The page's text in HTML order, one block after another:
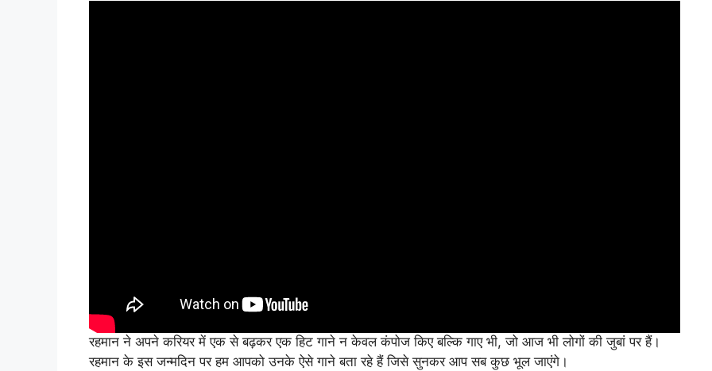
रहमान ने अपने करियर में एक से बढ़कर एक हिट गाने न केवल कंपोज किए बल्कि गाए भी, जो आज भी लोगों की जुबां पर हैं।
रहमान के इस जन्मदिन पर हम आपको उनके ऐसे गाने बता रहे हैं जिसे सुनकर आप सब कुछ भूल जाएंगे।